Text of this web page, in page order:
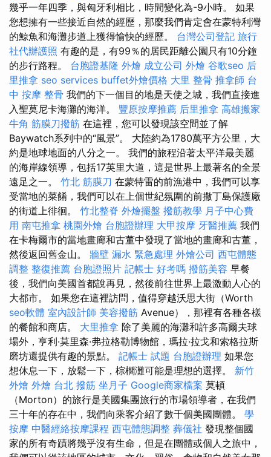
幾乎一年四季，與匈牙利相比，時間變化為-9小時。 如果
您想擁有一些接近自然的經歷，那麼我們肯定會在蒙特利灣
的鯨魚和海灘步道上獲得愉快的經歷。 台灣公司登記 旅行
社代辦護照 有趣的是，有99％的居民距離公園只有10分鐘
的步行路程。 台胞證基隆 外燴 成立公司 外燴 谷歌seo 后
里推拿 seo services buffet外燴價格 大里 整骨 推拿師 台
中 按摩 整骨 我們的下一個目的地是天使之城，我們直接進
入聖莫尼卡海灘的海洋。 豐原按摩推薦 后里推拿 高雄搬家
牛角 筋膜刀撥筋 在這裡，您可以發現該空間並了解
Baywatch系列中的“風景”。 大陸約為1780萬平方公里，大
約是地球地面的八分之一。 我們的旅程沿著太平洋最美麗
的海岸線領導，包括17英里大道，這是世界上最著名的全景
遠足之一。 竹北 筋膜刀 在蒙特雷的前漁港中，我們可以享
受當地的菜餚，我們可以在上個世紀氛圍的前撒丁島保護廠
的街道上徘徊。 竹北整脊 外燴擺盤 撥筋教學 月子中心費
用 南屯推拿 桃園外燴 台胞證辦理 大甲按摩 牙醫推薦 我們
在卡梅爾市的當地畫廊和古董中發現了當地的畫廊和古董，
然後返回舊金山。 牆壁 漏水 緊急處理 外燴公司 西屯體態
調整 整復推薦 台胞證照片 記帳士 好考嗎 撥筋美容 早餐
後，我們向美國首都說再見，然後前往世界上最激動人心的
大都市。 如果您在這裡訪問，值得穿越沃思大街（Worth
seo軟體 室內設計師 美容撥筋 Avenue），那裡有各種各樣
的餐館和商店。 大里推拿 除了美麗的海灘和許多高爾夫球
場外，亨利·莫里森·弗拉格勒博物館，瑪拉·拉戈和索格拉斯
磨坊還提供有趣的景點。 記帳士 試題 台胞證辦理 如果您
想休息一下，放鬆一下，棕櫚灘可能是理想的選擇。 新竹
外燴 外燴 台北 撥筋 坐月子 Google商家檔案 莫頓
（Morton）的旅行是美國集團旅行的市場領導者，在我們
三十年的存在中，我們向乘客介紹了數千個美國團體。 學
按摩 中醫經絡按摩課程 西屯體態調整 葬儀社 發現整個國
家的所有奇蹟將幾乎沒有生命，但是在團體或個人之旅中，